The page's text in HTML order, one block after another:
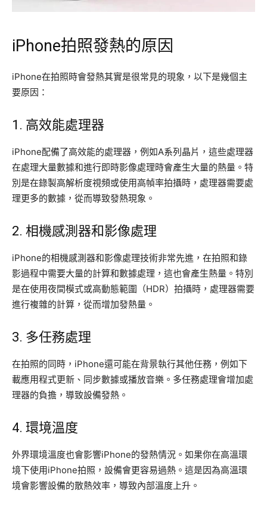
iPhone拍照發熱的原因
iPhone在拍照時會發熱其實是很常見的現象，以下是幾個主
要原因：
1. 高效能處理器
iPhone配備了高效能的處理器，例如A系列晶片，這些處理器
在處理大量數據和進行即時影像處理時會產生大量的熱量。特
別是在錄製高解析度視頻或使用高幀率拍攝時，處理器需要處
理更多的數據，從而導致發熱現象。
2. 相機感測器和影像處理
iPhone的相機感測器和影像處理技術非常先進，在拍照和錄
影過程中需要大量的計算和數據處理，這也會產生熱量。特別
是在使用夜間模式或高動態範圍（HDR）拍攝時，處理器需要
進行複雜的計算，從而增加發熱量。
3. 多任務處理
在拍照的同時，iPhone還可能在背景執行其他任務，例如下
載應用程式更新、同步數據或播放音樂。多任務處理會增加處
理器的負擔，導致設備發熱。
4. 環境溫度
外界環境溫度也會影響iPhone的發熱情況。如果你在高溫環
境下使用iPhone拍照，設備會更容易過熱。這是因為高溫環
境會影響設備的散熱效率，導致內部溫度上升。